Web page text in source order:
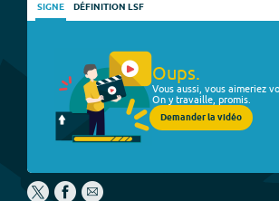
SIGNE DÉFINITION LSF
Oups.
Vous aussi, vous aimeriez
On y travaille, promis.
Demander la vidéo